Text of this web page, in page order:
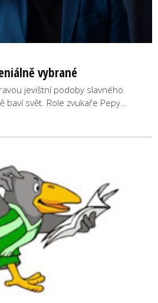
vybrané
jevištní podoby slavného
svět. Role zvukaře Pepy…